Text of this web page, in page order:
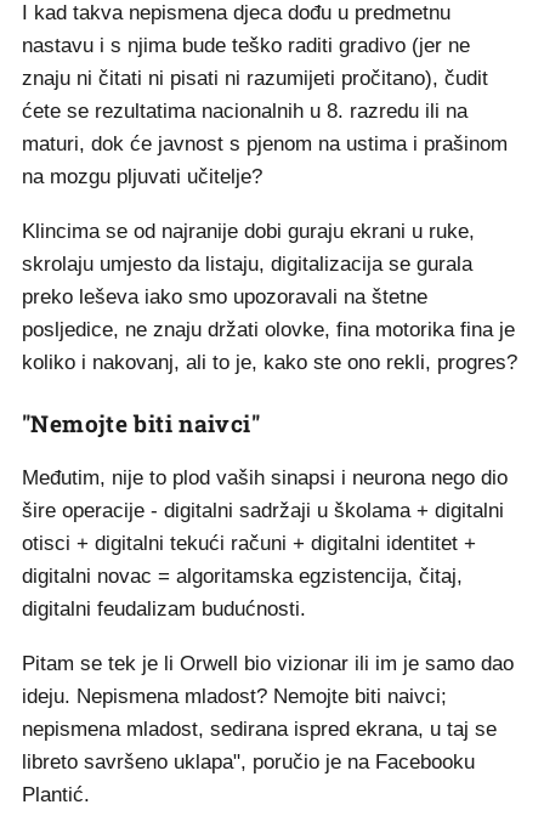
I kad takva nepismena djeca dođu u predmetnu
nastavu i s njima bude teško raditi gradivo (jer ne
znaju ni čitati ni pisati ni razumijeti pročitano), čudit
ćete se rezultatima nacionalnih u 8. razredu ili na
maturi, dok će javnost s pjenom na ustima i prašinom
na mozgu pljuvati učitelje?
Klincima se od najranije dobi guraju ekrani u ruke,
skrolaju umjesto da listaju, digitalizacija se gurala
preko leševa iako smo upozoravali na štetne
posljedice, ne znaju držati olovke, fina motorika fina je
koliko i nakovanj, ali to je, kako ste ono rekli, progres?
"Nemojte biti naivci"
Međutim, nije to plod vaših sinapsi i neurona nego dio
šire operacije - digitalni sadržaji u školama + digitalni
otisci + digitalni tekući računi + digitalni identitet +
digitalni novac = algoritamska egzistencija, čitaj,
digitalni feudalizam budućnosti.
Pitam se tek je li Orwell bio vizionar ili im je samo dao
ideju. Nepismena mladost? Nemojte biti naivci;
nepismena mladost, sedirana ispred ekrana, u taj se
libreto savršeno uklapa", poručio je na Facebooku
Plantić.